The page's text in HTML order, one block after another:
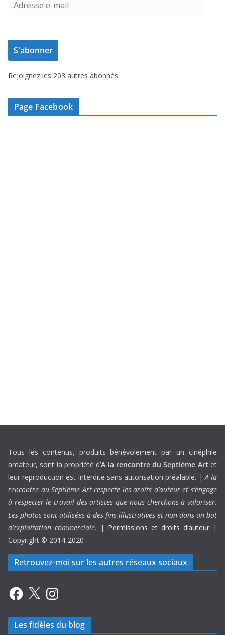
e
s
e
-
m
S'abonner
Rejoignez les 203 autres abonnés
Page Facebook
Tous les contenus, produits bénévolement par un cinéphile
amateur, sont la propriété d’A la rencontre du Septième Art et
leur reproduction est interdite sans autorisation préalable. |A la
rencontre du Septième Art respecte les droits d’auteur et s’engage
à respecter le travail des artistes que nous cherchons à valoriser.
Les photos sont utilisées à des fins illustratives et non dans un but
d’exploitation commerciale.
| Permissions et droits d’auteur |
Copyright © 2014-2020
Retrouvez-moi sur les autres réseaux sociaux
Facebook
X Instagram
Les fidèles du blog